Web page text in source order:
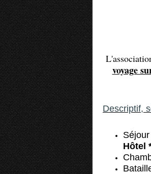
voyage
Descriptif,
Hôtel